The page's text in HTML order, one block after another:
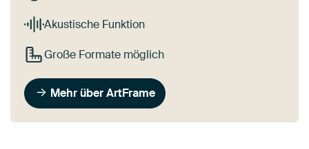
Akustische Funktion
Große Formate möglich
Mehr über ArtFrame